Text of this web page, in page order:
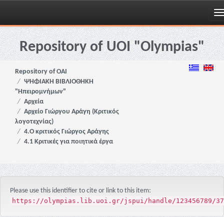
Skip
navigationRepository of UOI "Olympias"
Repository of OAI
ΨΗΦΙΑΚΗ ΒΙΒΛΙΟΘΗΚΗ
"Ηπειρομνήμων"
Αρχεία
Αρχείο Γιώργου Αράγη (Κριτικός
λογοτεχνίας)
4.Ο κριτικός Γιώργος Αράγης
4.1 Κριτικές για ποιητικά έργα
Please use this identifier to cite or link to this item:
https://olympias.lib.uoi.gr/jspui/handle/123456789/